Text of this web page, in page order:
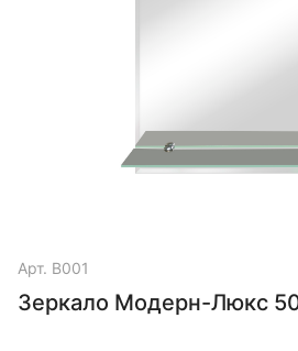
Арт. В001
Зеркало Модерн-Люкс